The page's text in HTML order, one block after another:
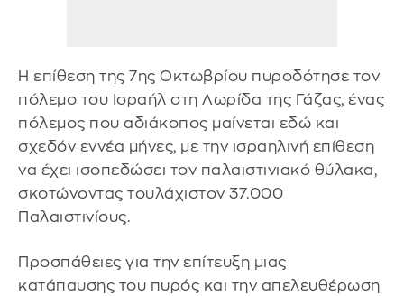
Η επίθεση της 7ης Οκτωβρίου πυροδότησε τον
πόλεμο του Ισραήλ στη Λωρίδα της Γάζας, ένας
πόλεμος που αδιάκοπος μαίνεται εδώ και
σχεδόν εννέα μήνες, με την ισραηλινή επίθεση
να έχει ισοπεδώσει τον παλαιστινιακό θύλακα,
σκοτώνοντας τουλάχιστον 37.000
Παλαιστινίους.
Προσπάθειες για την επίτευξη μιας
κατάπαυσης του πυρός και την απελευθέρωση